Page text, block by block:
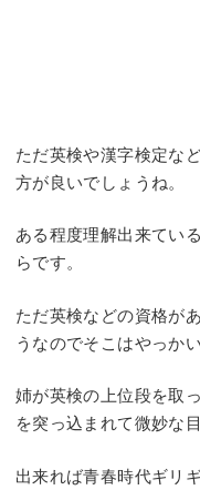
ただ英検や漢字検定な
方が良いでしょうね。
ある程度理解出来てい
らです。
ただ英検などの資格が
うなのでそこはやっか
姉が英検の上位段を取
を突っ込まれて微妙な
出来れば青春時代ギリ